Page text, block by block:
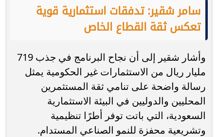
سامر شقير: تدفقات استثمارية قوية
تعكس ثقة القطاع الخاص
وأشار شقير إلى أن نجاح البرنامج في جذب 719
مليار ريال من الاستثمارات غير الحكومية يمثل
رسالة واضحة على تنامي ثقة المستثمرين
المحليين والدوليين في البيئة الاستثمارية
السعودية، التي باتت توفر أطرًا تنظيمية
وتشريعية محفزة للنمو الصناعي المستدام.